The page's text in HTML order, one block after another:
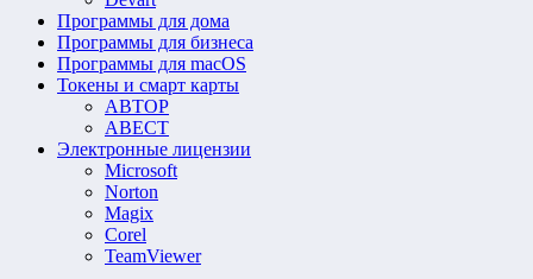
Программы для дома
Программы для бизнеса
Программы для macOS
Токены и смарт карты
АВТОР
АВЕСТ
Электронные лицензии
Microsoft
Norton
Magix
Corel
TeamViewer